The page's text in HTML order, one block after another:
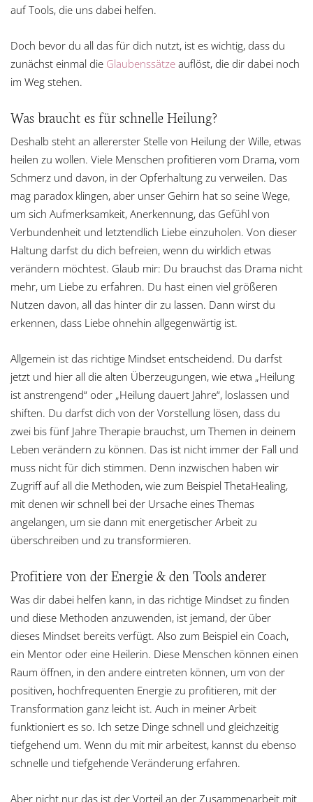
auf Tools, die uns dabei helfen.
Doch bevor du all das für dich nutzt, ist es wichtig, dass du
zunächst einmal die Glaubenssätze auflöst, die dir dabei noch
im Weg stehen.
Was braucht es für schnelle Heilung?
Deshalb steht an allererster Stelle von Heilung der Wille, etwas
heilen zu wollen. Viele Menschen profitieren vom Drama, vom
Schmerz und davon, in der Opferhaltung zu verweilen. Das
mag paradox klingen, aber unser Gehirn hat so seine Wege,
um sich Aufmerksamkeit, Anerkennung, das Gefühl von
Verbundenheit und letztendlich Liebe einzuholen. Von dieser
Haltung darfst du dich befreien, wenn du wirklich etwas
verändern möchtest. Glaub mir: Du brauchst das Drama nicht
mehr, um Liebe zu erfahren. Du hast einen viel größeren
Nutzen davon, all das hinter dir zu lassen. Dann wirst du
erkennen, dass Liebe ohnehin allgegenwärtig ist.
Allgemein ist das richtige Mindset entscheidend. Du darfst
jetzt und hier all die alten Überzeugungen, wie etwa „Heilung
ist anstrengend“ oder „Heilung dauert Jahre“, loslassen und
shiften. Du darfst dich von der Vorstellung lösen, dass du
zwei bis fünf Jahre Therapie brauchst, um Themen in deinem
Leben verändern zu können. Das ist nicht immer der Fall und
muss nicht für dich stimmen. Denn inzwischen haben wir
Zugriff auf all die Methoden, wie zum Beispiel ThetaHealing,
mit denen wir schnell bei der Ursache eines Themas
angelangen, um sie dann mit energetischer Arbeit zu
überschreiben und zu transformieren.
Profitiere von der Energie & den Tools anderer
Was dir dabei helfen kann, in das richtige Mindset zu finden
und diese Methoden anzuwenden, ist jemand, der über
dieses Mindset bereits verfügt. Also zum Beispiel ein Coach,
ein Mentor oder eine Heilerin. Diese Menschen können einen
Raum öffnen, in den andere eintreten können, um von der
positiven, hochfrequenten Energie zu profitieren, mit der
Transformation ganz leicht ist. Auch in meiner Arbeit
funktioniert es so. Ich setze Dinge schnell und gleichzeitig
tiefgehend um. Wenn du mit mir arbeitest, kannst du ebenso
schnelle und tiefgehende Veränderung erfahren.
Aber nicht nur das ist der Vorteil an der Zusammenarbeit mit